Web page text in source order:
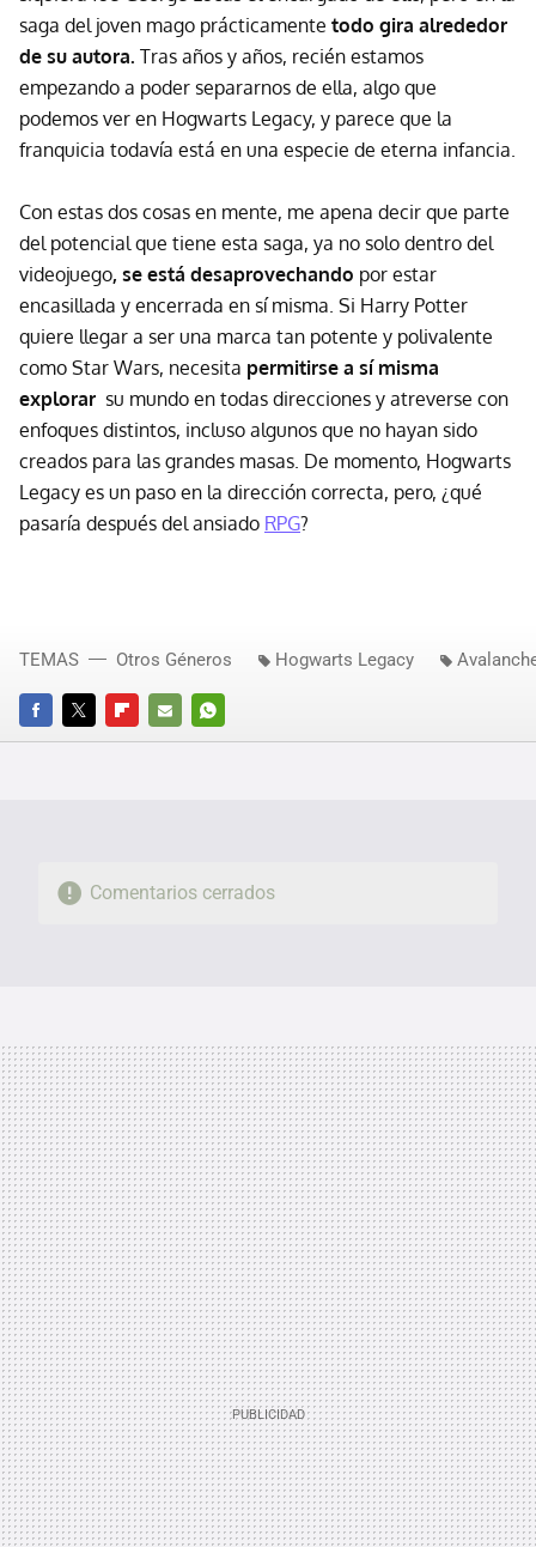
saga del joven mago prácticamente todo gira alrededor
de su autora. Tras años y años, recién estamos
empezando a poder separarnos de ella, algo que
podemos ver en Hogwarts Legacy, y parece que la
franquicia todavía está en una especie de eterna infancia.
Con estas dos cosas en mente, me apena decir que parte
del potencial que tiene esta saga, ya no solo dentro del
videojuego, se está desaprovechando por estar
encasillada y encerrada en sí misma. Si Harry Potter
quiere llegar a ser una marca tan potente y polivalente
como Star Wars, necesita permitirse a sí misma
explorar su mundo en todas direcciones y atreverse con
enfoques distintos, incluso algunos que no hayan sido
creados para las grandes masas. De momento, Hogwarts
Legacy es un paso en la dirección correcta, pero, ¿qué
pasaría después del ansiado RPG?
FACEBOOKTWITTERFLIPBOARD
E-
WHATSAPP
TEMAS Otros Géneros Hogwarts Legacy
Comentarios cerrados